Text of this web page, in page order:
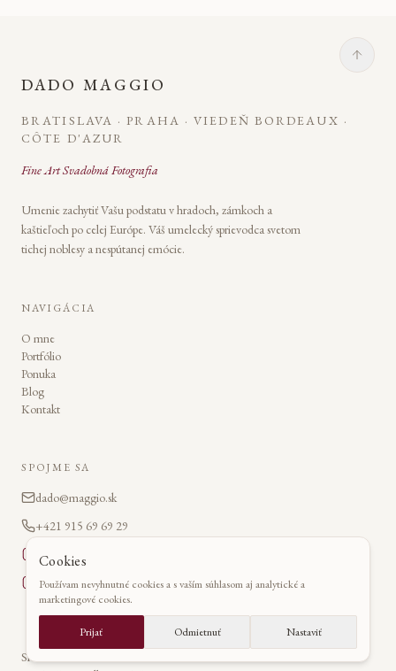
DADO MAGGIO
BRATISLAVA · PRAHA · VIEDEŇ BORDEAUX ·
CÔTE D'AZUR
Fine Art Svadobná Fotografia
Umenie zachytiť Vašu podstatu v hradoch, zámkoch a
kaštieľoch po celej Európe. Váš umelecký sprievodca svetom
tichej noblesy a nespútanej emócie.
NAVIGÁCIA
O mne
Portfólio
Ponuka
Blog
Kontakt
SPOJME SA
dado@maggio.sk
+421 915 69 69 29
@dadomaggio
Dado Maggio
Slovensko · Česko · Francúzsko · Rakúsko
Cookies
Používam nevyhnutné cookies a s vaším súhlasom aj analytické a
marketingové cookies.
Prijať Odmietnuť Nastaviť